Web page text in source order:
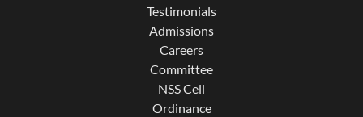
Testimonials
Admissions
Careers
Committee
NSS Cell
Ordinance